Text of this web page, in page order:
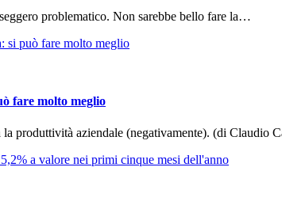
problematico. Non sarebbe bello fare la…
fare molto meglio
produttività aziendale (negativamente). (di Claudio